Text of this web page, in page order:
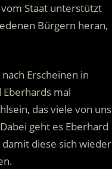
Staat unterstützt
Bürgern heran,
Erscheinen in
mal
das viele von uns
geht es Eberhard
diese sich wieder